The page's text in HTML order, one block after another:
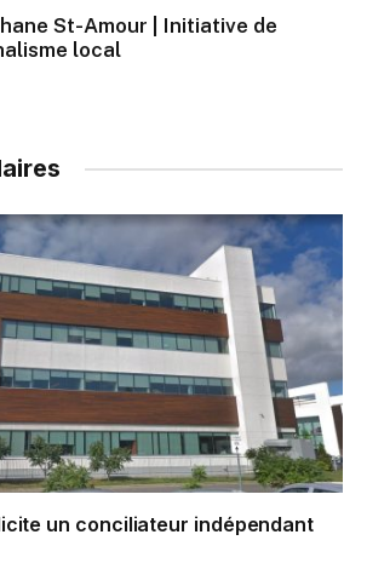
St-Amour | Initiative de
local
un conciliateur indépendant